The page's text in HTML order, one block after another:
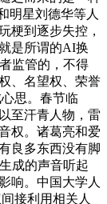
明星刘德华等人
梗到逐步失控，
是所谓的AI换
监管的，不得
、名望权、荣誉
思。春节临
至汗青人物，雷
权。诸葛亮和爱
良多东西没有脚
成的声音听起
响。中国大学人
接利用相关人